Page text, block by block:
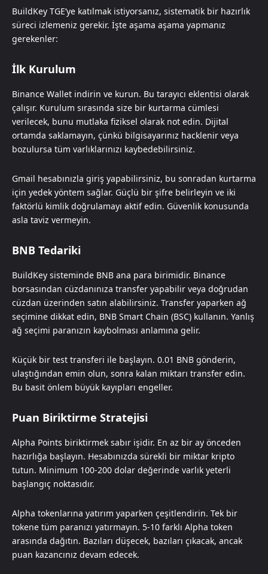
BuildKey TGE’ye katılmak istiyorsanız, sistematik bir hazırlık
süreci izlemeniz gerekir. İşte aşama aşama yapmanız
gerekenler:
İlk Kurulum
Binance Wallet indirin ve kurun. Bu tarayıcı eklentisi olarak
çalışır. Kurulum sırasında size bir kurtarma cümlesi
verilecek, bunu mutlaka fiziksel olarak not edin. Dijital
ortamda saklamayın, çünkü bilgisayarınız hacklenir veya
bozulursa tüm varlıklarınızı kaybedebilirsiniz.
Gmail hesabınızla giriş yapabilirsiniz, bu sonradan kurtarma
için yedek yöntem sağlar. Güçlü bir şifre belirleyin ve iki
faktörlü kimlik doğrulamayı aktif edin. Güvenlik konusunda
asla taviz vermeyin.
BNB Tedariki
BuildKey sisteminde BNB ana para birimidir. Binance
borsasından cüzdanınıza transfer yapabilir veya doğrudan
cüzdan üzerinden satın alabilirsiniz. Transfer yaparken ağ
seçimine dikkat edin, BNB Smart Chain (BSC) kullanın. Yanlış
ağ seçimi paranızın kaybolması anlamına gelir.
Küçük bir test transferi ile başlayın. 0.01 BNB gönderin,
ulaştığından emin olun, sonra kalan miktarı transfer edin.
Bu basit önlem büyük kayıpları engeller.
Puan Biriktirme Stratejisi
Alpha Points biriktirmek sabır işidir. En az bir ay önceden
hazırlığa başlayın. Hesabınızda sürekli bir miktar kripto
tutun. Minimum 100-200 dolar değerinde varlık yeterli
başlangıç noktasıdır.
Alpha tokenlarına yatırım yaparken çeşitlendirin. Tek bir
tokene tüm paranızı yatırmayın. 5-10 farklı Alpha token
arasında dağıtın. Bazıları düşecek, bazıları çıkacak, ancak
puan kazancınız devam edecek.